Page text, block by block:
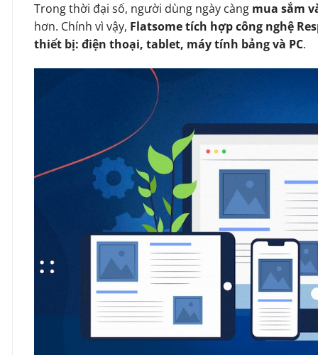
Trong thời đại số, người dùng ngày càng mua sắm
hơn. Chính vì vậy, Flatsome tích hợp công nghệ
thiết bị: điện thoại, tablet, máy tính bảng và PC.